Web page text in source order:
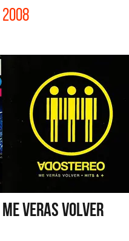
2008
ME VERAS VOLVER